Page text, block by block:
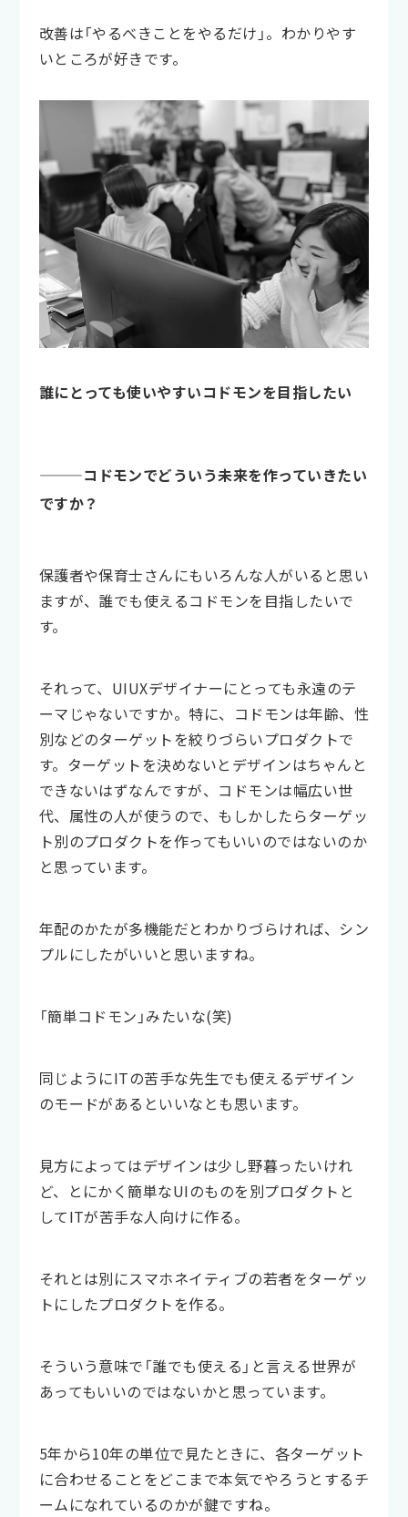
改善は「やるべきことをやるだけ」。わかりやす
いところが好きです。
誰にとっても使いやすいコドモンを目指したい
———コドモンでどういう未来を作っていきたい
ですか？
保護者や保育士さんにもいろんな人がいると思い
ますが、誰でも使えるコドモンを目指したいで
す。
それって、UIUXデザイナーにとっても永遠のテ
ーマじゃないですか。特に、コドモンは年齢、性
別などのターゲットを絞りづらいプロダクトで
す。ターゲットを決めないとデザインはちゃんと
できないはずなんですが、コドモンは幅広い世
代、属性の人が使うので、もしかしたらターゲッ
ト別のプロダクトを作ってもいいのではないのか
と思っています。
年配のかたが多機能だとわかりづらければ、シン
プルにしたがいいと思いますね。
「簡単コドモン」みたいな(笑)
同じようにITの苦手な先生でも使えるデザイン
のモードがあるといいなとも思います。
見方によってはデザインは少し野暮ったいけれ
ど、とにかく簡単なUIのものを別プロダクトと
してITが苦手な人向けに作る。
それとは別にスマホネイティブの若者をターゲッ
トにしたプロダクトを作る。
そういう意味で「誰でも使える」と言える世界が
あってもいいのではないかと思っています。
5年から10年の単位で見たときに、各ターゲット
に合わせることをどこまで本気でやろうとするチ
ームになれているのかが鍵ですね。